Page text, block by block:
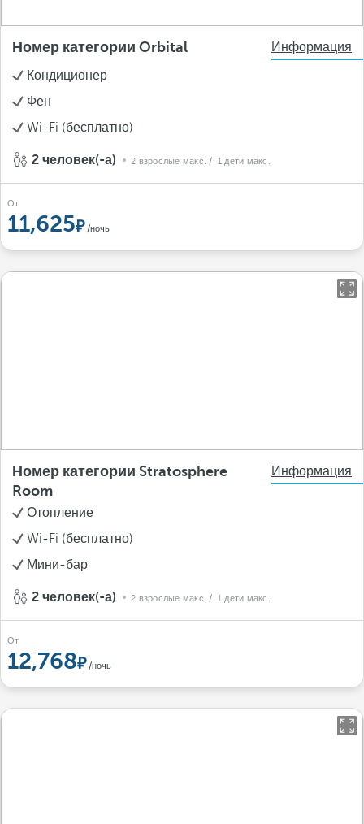
Номер категории Orbital
Информация
Кондиционер
Фен
Wi-Fi (бесплатно)
2 человек(-а) 2 взрослые макс. / 1 дети макс.
От
11,625 /ночь
Номер категории Stratosphere
Room
Информация
Отопление
Wi-Fi (бесплатно)
Мини-бар
2 человек(-а) 2 взрослые макс. / 1 дети макс.
От
12,768 /ночь